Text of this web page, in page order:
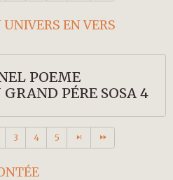
POEME
PÉRE SOSA 4
3 4 5